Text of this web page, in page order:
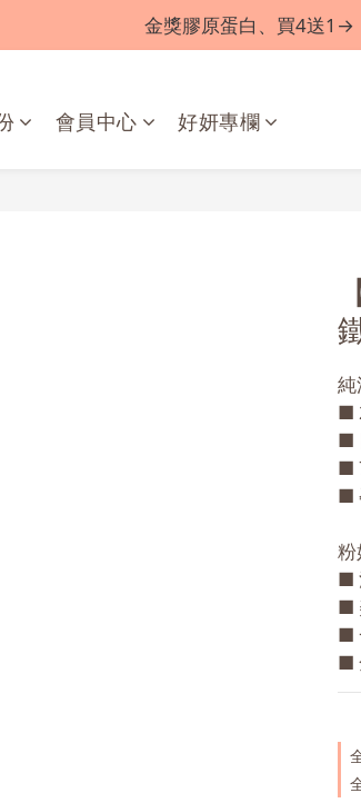
金獎膠原蛋白、買4送1→
會員中心 好妍專欄
純
■
■
■
■
粉
■
■
■
■